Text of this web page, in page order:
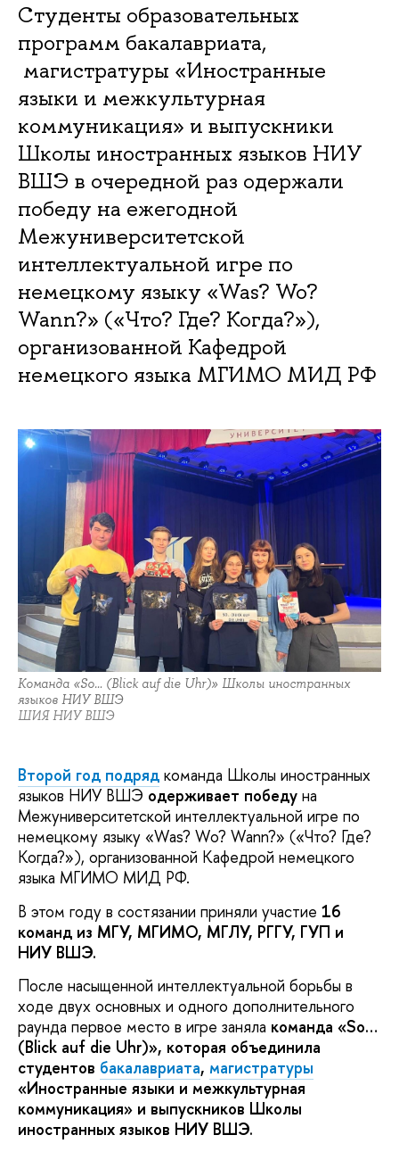
Студенты образовательных
программ бакалавриата,
магистратуры «Иностранные
языки и межкультурная
коммуникация» и выпускники
Школы иностранных языков НИУ
ВШЭ в очередной раз одержали
победу на ежегодной
Межуниверситетской
интеллектуальной игре по
немецкому языку «Was? Wo?
Wann?» («Что? Где? Когда?»),
организованной Кафедрой
немецкого языка МГИМО МИД РФ
Команда «So… (Blick auf die Uhr)» Школы иностранных
языков НИУ ВШЭ
ШИЯ НИУ ВШЭ
Второй год подряд команда Школы иностранных
языков НИУ ВШЭ одерживает победу на
Межуниверситетской интеллектуальной игре по
немецкому языку «Was? Wo? Wann?» («Что? Где?
Когда?»), организованной Кафедрой немецкого
языка МГИМО МИД РФ.
В этом году в состязании приняли участие 16
команд из МГУ, МГИМО, МГЛУ, РГГУ, ГУП и
НИУ ВШЭ.
После насыщенной интеллектуальной борьбы в
ходе двух основных и одного дополнительного
раунда первое место в игре заняла команда «So…
(Blick auf die Uhr)», которая объединила
студентов бакалавриата, магистратуры
«Иностранные языки и межкультурная
коммуникация» и выпускников Школы
иностранных языков НИУ ВШЭ.